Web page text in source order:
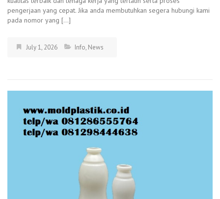
pengerjaan yang cepat. Jika anda membutuhkan segera hubungi kami
pada nomor yang […]
July 1, 2026 Info, News